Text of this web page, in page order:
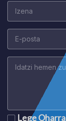
Lege Oharra